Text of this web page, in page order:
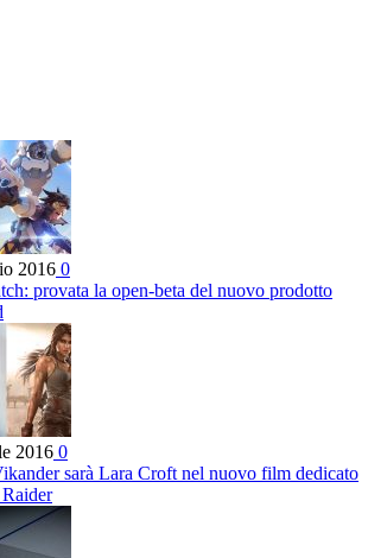
2016 0
provata la open-beta del nuovo prodotto
2016 0
sarà Lara Croft nel nuovo film dedicato